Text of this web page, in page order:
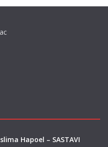
Hapoel – SASTAVI